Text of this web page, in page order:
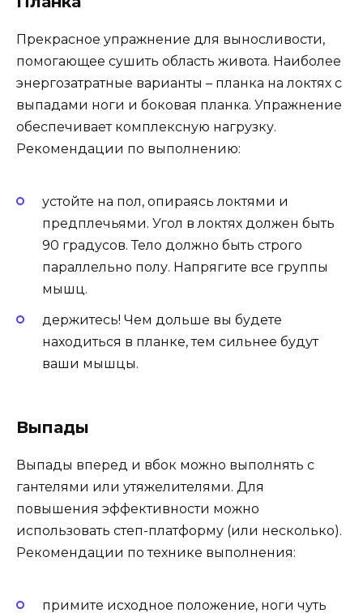
Прекрасное упражнение для выносливости,
помогающее сушить область живота. Наиболее
энергозатратные варианты – планка на локтях с
выпадами ноги и боковая планка. Упражнение
обеспечивает комплексную нагрузку.
Рекомендации по выполнению:
устойте на пол, опираясь локтями и
предплечьями. Угол в локтях должен быть
90 градусов. Тело должно быть строго
параллельно полу. Напрягите все группы
мышц.
держитесь! Чем дольше вы будете
находиться в планке, тем сильнее будут
ваши мышцы.
Выпады
Выпады вперед и вбок можно выполнять с
гантелями или утяжелителями. Для
повышения эффективности можно
использовать степ-платформу (или несколько).
Рекомендации по технике выполнения:
примите исходное положение, ноги чуть